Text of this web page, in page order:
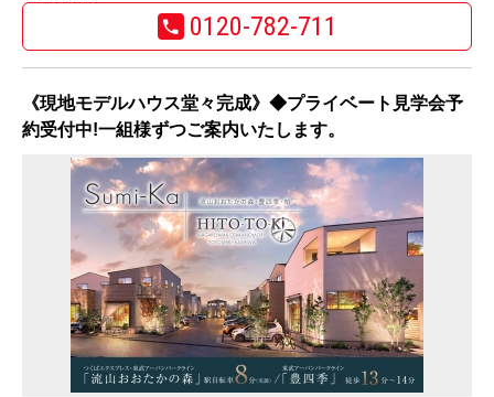
0120-782-711
《現地モデルハウス堂々完成》◆プライベート見学会予
約受付中!一組様ずつご案内いたします。